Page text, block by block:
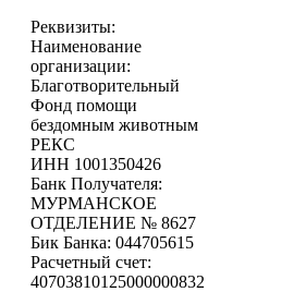
Реквизиты:
Наименование
организации:
Благотворительный
Фонд помощи
бездомным животным
РЕКС
ИНН 1001350426
Банк Получателя:
МУРМАНСКОЕ
ОТДЕЛЕНИЕ № 8627
Бик Банка: 044705615
Расчетный счет:
40703810125000000832